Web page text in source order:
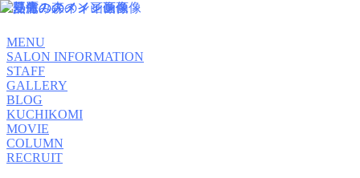
MENU
SALON INFORMATION
STAFF
GALLERY
BLOG
KUCHIKOMI
MOVIE
COLUMN
RECRUIT